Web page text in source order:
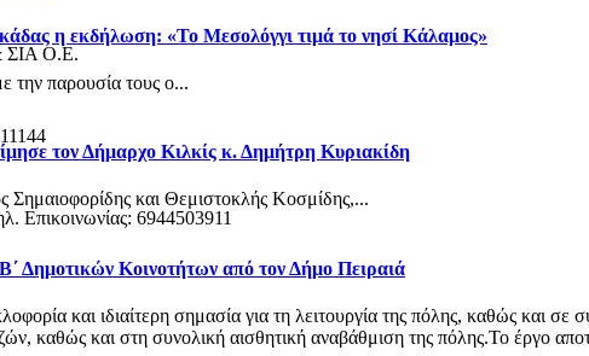
η εκδήλωση: «Το Μεσολόγγι τιμά το νησί Κάλαμος»
την παρουσία τους ο...
τον Δήμαρχο Κιλκίς κ. Δημήτρη Κυριακίδη
Σημαιοφορίδης και Θεμιστοκλής Κοσμίδης,...
Δημοτικών Κοινοτήτων από τον Δήμο Πειραιά
και ιδιαίτερη σημασία για τη λειτουργία της πόλης, καθώς και σε
καθώς και στη συνολική αισθητική αναβάθμιση της πόλης.Το έργο
ΣΙΑ Ο.Ε.
Επικοινωνίας: 6944503911